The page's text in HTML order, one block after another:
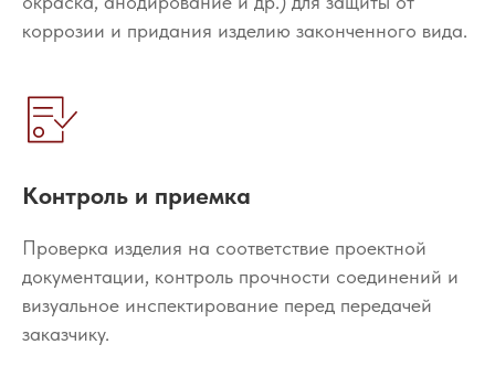
коррозии и придания изделию законченного вида.
Контроль и приемка
Проверка изделия на соответствие проектной
документации, контроль прочности соединений и
визуальное инспектирование перед передачей
заказчику.